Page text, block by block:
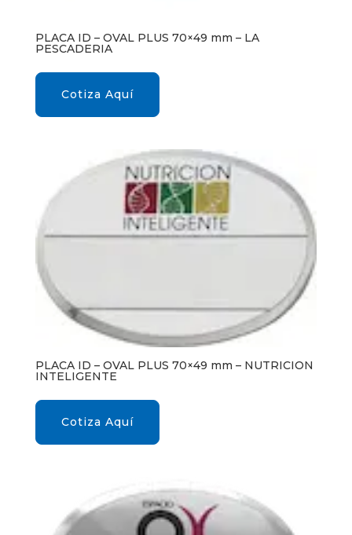
PLACA ID – OVAL PLUS 70×49 mm – LA
PESCADERIA
Cotiza Aquí
PLACA ID – OVAL PLUS 70×49 mm – NUTRICION
INTELIGENTE
Cotiza Aquí